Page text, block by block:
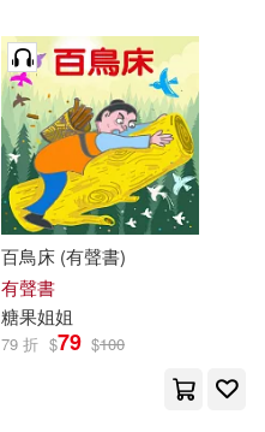
百鳥床 (有聲書)
有聲書
糖果姐姐
79 折 $79 $100